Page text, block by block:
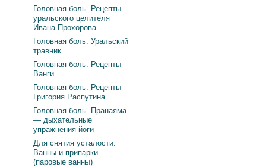
Головная боль. Рецепты
уральского целителя
Ивана Прохорова
Головная боль. Уральский
травник
Головная боль. Рецепты
Ванги
Головная боль. Рецепты
Григория Распутина
Головная боль. Пранаяма
— дыхательные
упражнения йоги
Для снятия усталости.
Ванны и припарки
(паровые ванны)